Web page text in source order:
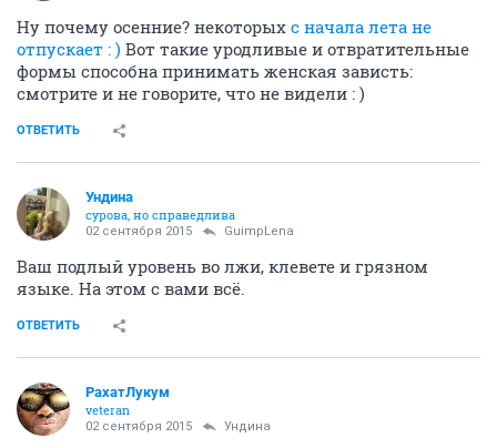
Ну почему осенние? некоторых с начала лета не
отпускает : ) Вот такие уродливые и отвратительные
формы способна принимать женская зависть:
смотрите и не говорите, что не видели : )
ОТВЕТИТЬ
Ундинa
сурова, но справедлива
02 сентября 2015 GuimpLena
Ваш подлый уровень во лжи, клевете и грязном
языке. На этом с вами всё.
ОТВЕТИТЬ
РахатЛукум
veteran
02 сентября 2015 Ундинa